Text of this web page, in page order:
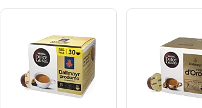
Dolce Vita kapsle pro Dolce Gusto Gimoka
Pro Dolce Gusto® Starbucks® kapsle pro
Kaffekapslen kávové kapsle pro Dolce Gusto
Starbucks® Grande kávové kapsle pro Dolce